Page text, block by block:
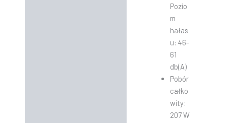
Pozio
m
hałas
u: 46-
61
db(A)
Pobór
całko
wity:
207 W